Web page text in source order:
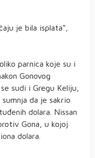
je bila isplata“,
parnica koje su i
Gonovog
sudi i Gregu Keliju,
da je sakrio
dolara. Nissan
Gona, u kojoj
dolara.